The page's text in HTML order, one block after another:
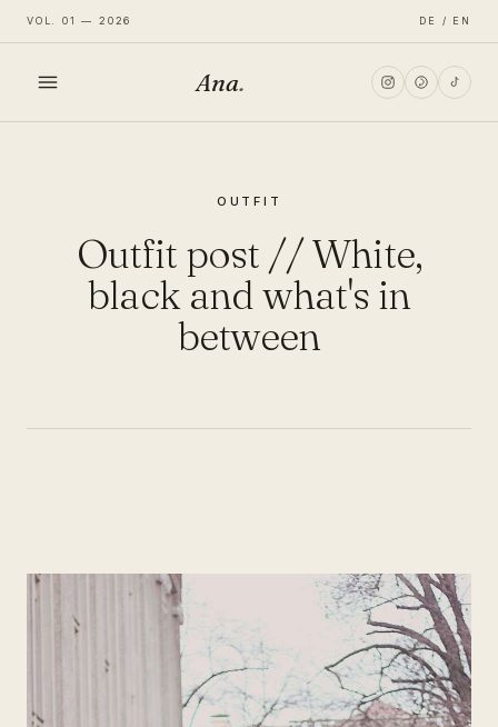
VOL. 01 — 2026 DE / EN
LIFESTYLE
Ana.
OUTFIT
Outfit post // White,
black and what's in
between